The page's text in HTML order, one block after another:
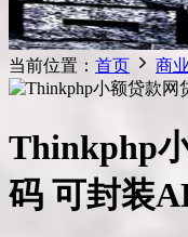
当前位置： 首页 商
Thinkphp
码 可封装